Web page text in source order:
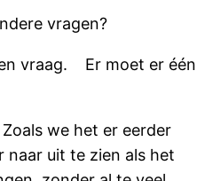
vragen?
vraag. Er moet er één
we het er eerder
naar uit te zien als het